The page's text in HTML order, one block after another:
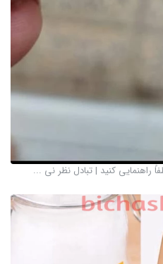
کنید | تبادل نظر نی ...